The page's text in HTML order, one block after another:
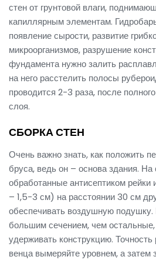
стен от грунтовой влаги,
капиллярным элементам.
появление сырости, развитие
микроорганизмов, разрушение
фундамента нужно залить
на него расстелить полосы
проводится 2-3 раза, после
слоя.
СБОРКА СТЕН
Очень важно знать, как положить
бруса, ведь он – основа здания.
обработанные антисептиком
– 1,5-3 см) на расстоянии 30 см
обеспечивать воздушную
большим сечением, чем
удерживать конструкцию.
венца вымеряйте уровнем, а затем